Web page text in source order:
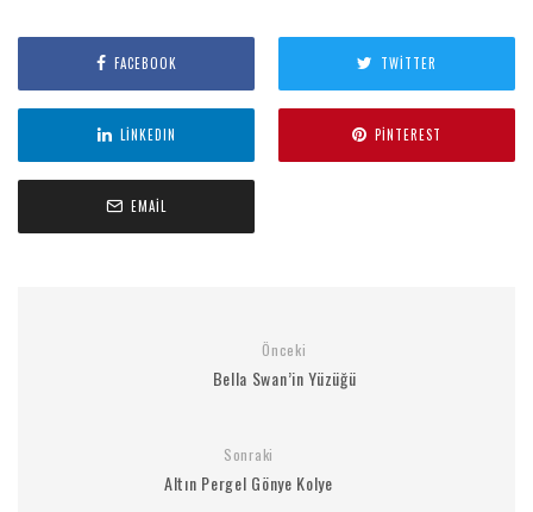
FACEBOOK TWITTER
LINKEDIN PINTEREST
EMAIL
Önceki
Bella Swan’in Yüzüğü
Sonraki
Altın Pergel Gönye Kolye